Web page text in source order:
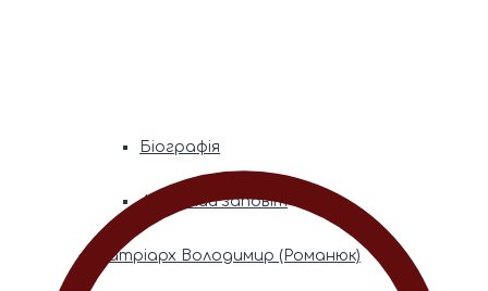
Біографія
Духовний заповіт
Патріарх Володимир (Романюк)